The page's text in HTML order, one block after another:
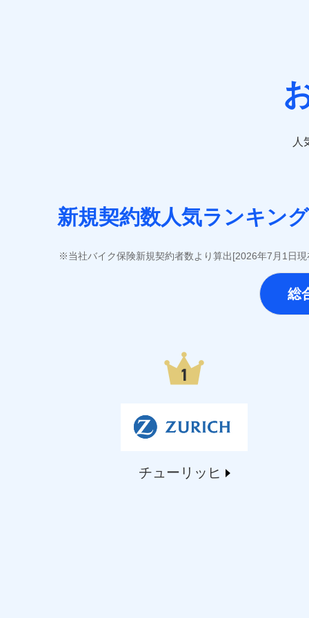
三井住友海上火災保険株式会社 (https://
三井ダイレクト損害保険株式会社 (https://
アクサ生命保険株式会社（https://
SOMPOひまわり生命保険株式会社（https://
第一ネオ生命保険株式会社（https://
太陽生命保険株式会社（https://www.taiyo-
東京海上日動あんしん生命保険株式会社（
なないろ生命保険株式会社（https://
日本生命保険相互会社（https://
三井住友海上あいおい生命保険株式会社（
メットライフ生命株式会社(https://
メディケア生命保険株式会社（https://
■少額短期保険
株式会社アシロ少額短期保険 (https://
SBIリスタ少額短期保険会社 (https://
人
新規契約数人気ランキング
当社バイク保険新規契約者数より算出[2026年7月1日現
総
チューリッヒ